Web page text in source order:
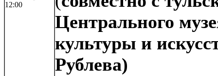
12:00
Центрального
культуры и
Рублева)